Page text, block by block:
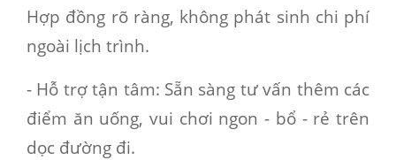
Hợp đồng rõ ràng, không phát sinh chi phí
ngoài lịch trình.
- Hỗ trợ tận tâm: Sẵn sàng tư vấn thêm các
điểm ăn uống, vui chơi ngon - bổ - rẻ trên
dọc đường đi.